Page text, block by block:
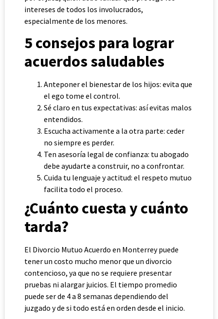
intereses de todos los involucrados,
especialmente de los menores.
5 consejos para lograr
acuerdos saludables
Anteponer el bienestar de los hijos: evita que
el ego tome el control.
Sé claro en tus expectativas: así evitas malos
entendidos.
Escucha activamente a la otra parte: ceder
no siempre es perder.
Ten asesoría legal de confianza: tu abogado
debe ayudarte a construir, no a confrontar.
Cuida tu lenguaje y actitud: el respeto mutuo
facilita todo el proceso.
¿Cuánto cuesta y cuánto
tarda?
El Divorcio Mutuo Acuerdo en Monterrey puede
tener un costo mucho menor que un divorcio
contencioso, ya que no se requiere presentar
pruebas ni alargar juicios. El tiempo promedio
puede ser de 4 a 8 semanas dependiendo del
juzgado y de si todo está en orden desde el inicio.